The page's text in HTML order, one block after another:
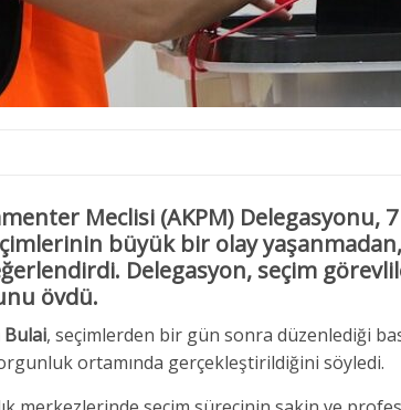
Meclisi (AKPM) Delegasyonu,
büyük bir olay
Delegasyon, seçim
övdü.
Bulai, seçimlerden bir gün sonra düzenlediği
ortamında gerçekleştirildiğini söyledi.